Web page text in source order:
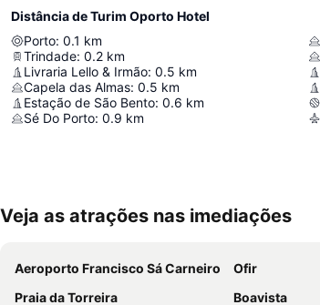
Distância de Turim Oporto Hotel
Porto: 0.1 km
Trindade: 0.2 km
Livraria Lello & Irmão: 0.5 km
Capela das Almas: 0.5 km
Estação de São Bento: 0.6 km
Sé Do Porto: 0.9 km
Veja as atrações nas imediações
Aeroporto Francisco Sá Carneiro Ofir
Praia da Torreira
Boavista